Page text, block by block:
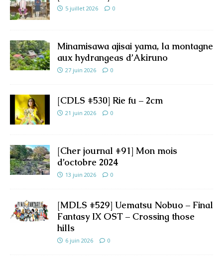
5 juillet 2026 0
Minamisawa ajisai yama, la montagne
aux hydrangeas d’Akiruno
27 juin 2026 0
[CDLS #530] Rie fu – 2cm
21 juin 2026 0
[Cher journal #91] Mon mois
d’octobre 2024
13 juin 2026 0
[MDLS #529] Uematsu Nobuo – Final
Fantasy IX OST – Crossing those
hills
6 juin 2026 0